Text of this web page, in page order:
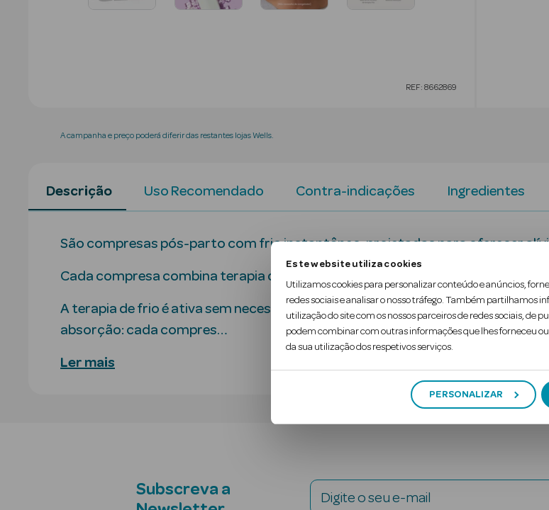
Este website utiliza cookies
Utilizamos cookies para personalizar conteúdo e anúncios,
redes sociais e analisar o nosso tráfego. Também partilhamos
utilização do site com os nossos parceiros de redes sociais, de
podem combinar com outras informações que lhes forneceu
da sua utilização dos respetivos serviços.
PERSONALIZAR
REF: 8662869
A campanha e preço poderá diferir das restantes lojas Wells.
Descrição Uso Recomendado Contra-indicações Ingredientes
São compresas pós-parto com frio instantâneo, projetadas para oferecer
Cada compresa combina terapia de frio 2 em 1: inclui um pacote de gelo
A terapia de frio é ativa sem necessidade de congelador — basta desdobrar a
absorção: cada compres…
Ler mais
Subscreva a
Digite o seu e-mail